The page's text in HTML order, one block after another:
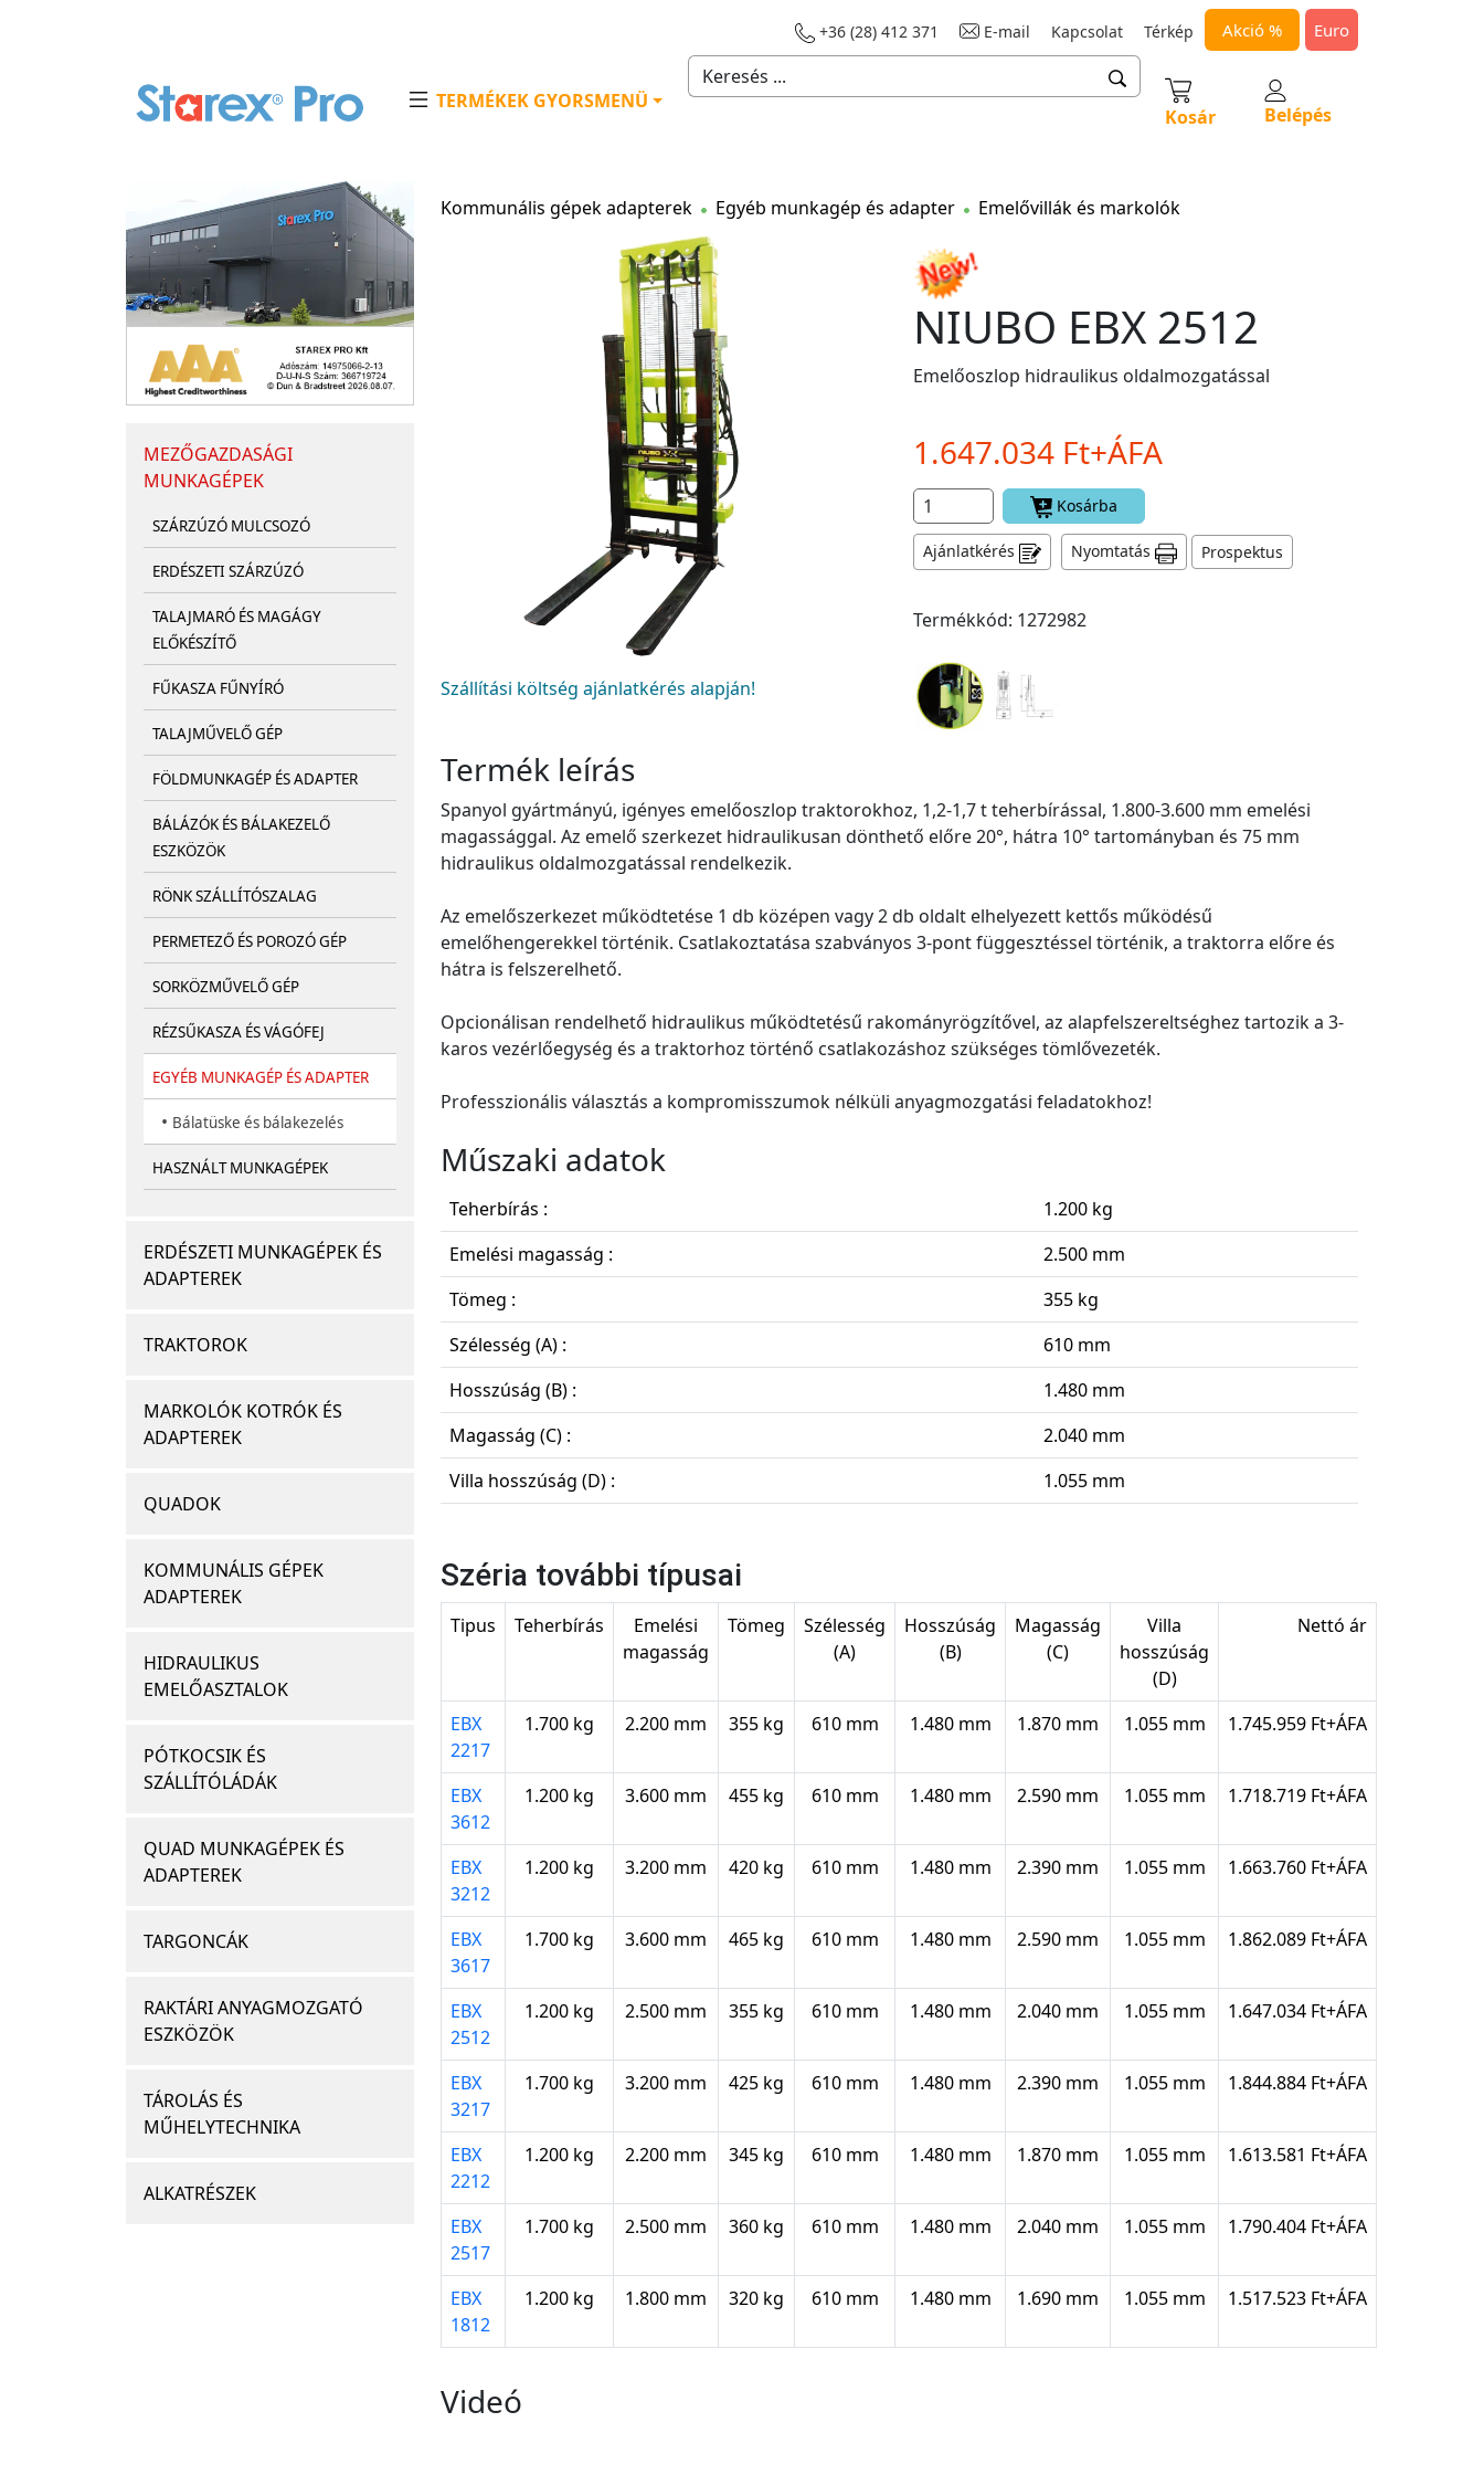
+36 (28) 412 371 E-mail Kapcsolat Térkép Akció % Euro
TERMÉKEK GYORSMENÜ
Kosár Belépés
MEZŐGAZDASÁGI
MUNKAGÉPEK
SZÁRZÚZÓ MULCSOZÓ
ERDÉSZETI SZÁRZÚZÓ
TALAJMARÓ ÉS MAGÁGY
ELŐKÉSZÍTŐ
FŰKASZA FŰNYÍRÓ
TALAJMŰVELŐ GÉP
FÖLDMUNKAGÉP ÉS ADAPTER
BÁLÁZÓK ÉS BÁLAKEZELŐ
ESZKÖZÖK
RÖNK SZÁLLÍTÓSZALAG
PERMETEZŐ ÉS POROZÓ GÉP
SORKÖZMŰVELŐ GÉP
RÉZSŰKASZA ÉS VÁGÓFEJ
EGYÉB MUNKAGÉP ÉS ADAPTER
• Bálatüske és bálakezelés
HASZNÁLT MUNKAGÉPEK
ERDÉSZETI MUNKAGÉPEK ÉS
ADAPTEREK
TRAKTOROK
MARKOLÓK KOTRÓK ÉS
ADAPTEREK
QUADOK
KOMMUNÁLIS GÉPEK
ADAPTEREK
HIDRAULIKUS
EMELŐASZTALOK
PÓTKOCSIK ÉS
SZÁLLÍTÓLÁDÁK
QUAD MUNKAGÉPEK ÉS
ADAPTEREK
TARGONCÁK
RAKTÁRI ANYAGMOZGATÓ
ESZKÖZÖK
TÁROLÁS ÉS
MŰHELYTECHNIKA
ALKATRÉSZEK
Kommunális gépek adapterek Egyéb munkagép és adapter Emelővillák és markolók
Szállítási költség ajánlatkérés alapján!
NIUBO EBX 2512
Emelőoszlop hidraulikus oldalmozgatással
1.647.034 Ft+ÁFA
Kosárba
Ajánlatkérés Nyomtatás Prospektus
Termékkód: 1272982
Termék leírás
Spanyol gyártmányú, igényes emelőoszlop traktorokhoz, 1,2-1,7 t teherbírással, 1.800-3.600 mm emelési
magassággal. Az emelő szerkezet hidraulikusan dönthető előre 20°, hátra 10° tartományban és 75 mm
hidraulikus oldalmozgatással rendelkezik.
Az emelőszerkezet működtetése 1 db középen vagy 2 db oldalt elhelyezett kettős működésű
emelőhengerekkel történik. Csatlakoztatása szabványos 3-pont függesztéssel történik, a traktorra előre és
hátra is felszerelhető.
Opcionálisan rendelhető hidraulikus működtetésű rakományrögzítővel, az alapfelszereltséghez tartozik a 3-
karos vezérlőegység és a traktorhoz történő csatlakozáshoz szükséges tömlővezeték.
Professzionális választás a kompromisszumok nélküli anyagmozgatási feladatokhoz!
Műszaki adatok
Teherbírás :
1.200 kg
Emelési magasság :
2.500 mm
Tömeg :
355 kg
Szélesség (A) :
610 mm
Hosszúság (B) :
1.480 mm
Magasság (C) :
2.040 mm
Villa hosszúság (D) :
1.055 mm
Széria további típusai
Tipus Teherbírás
Emelési
magasság
Tömeg
Szélesség
(A)
Hosszúság
(B)
Magasság
(C)
Villa
hosszúság
(D)
Nettó ár
EBX
2217
1.700 kg 2.200 mm 355 kg 610 mm 1.480 mm 1.870 mm 1.055 mm 1.745.959 Ft+ÁFA
EBX
3612
1.200 kg 3.600 mm 455 kg 610 mm 1.480 mm 2.590 mm 1.055 mm 1.718.719 Ft+ÁFA
EBX
3212
1.200 kg 3.200 mm 420 kg 610 mm 1.480 mm 2.390 mm 1.055 mm 1.663.760 Ft+ÁFA
EBX
3617
1.700 kg 3.600 mm 465 kg 610 mm 1.480 mm 2.590 mm 1.055 mm 1.862.089 Ft+ÁFA
EBX
2512
1.200 kg 2.500 mm 355 kg 610 mm 1.480 mm 2.040 mm 1.055 mm 1.647.034 Ft+ÁFA
EBX
3217
1.700 kg 3.200 mm 425 kg 610 mm 1.480 mm 2.390 mm 1.055 mm 1.844.884 Ft+ÁFA
EBX
2212
1.200 kg 2.200 mm 345 kg 610 mm 1.480 mm 1.870 mm 1.055 mm 1.613.581 Ft+ÁFA
EBX
2517
1.700 kg 2.500 mm 360 kg 610 mm 1.480 mm 2.040 mm 1.055 mm 1.790.404 Ft+ÁFA
EBX
1812
1.200 kg 1.800 mm 320 kg 610 mm 1.480 mm 1.690 mm 1.055 mm 1.517.523 Ft+ÁFA
Videó